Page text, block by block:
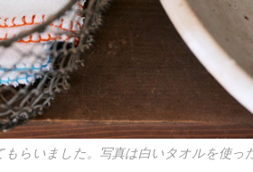
らいました。写真は白いタオルを使っ